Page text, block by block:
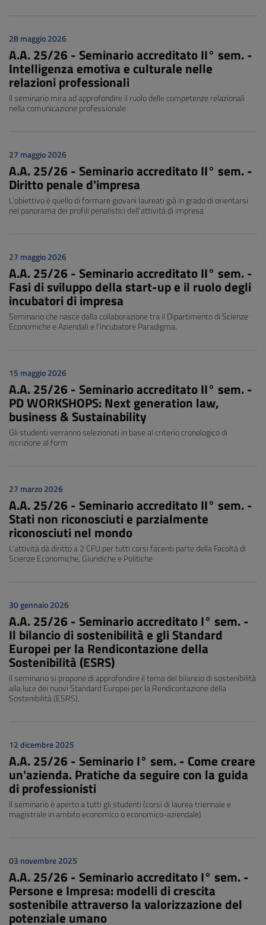
28 maggio 2026
A.A. 25/26 - Seminario accreditato II° sem. -
Intelligenza emotiva e culturale nelle
relazioni professionali
Il seminario mira ad approfondire il ruolo delle competenze relazionali
nella comunicazione professionale
27 maggio 2026
A.A. 25/26 - Seminario accreditato II° sem. -
Diritto penale d'impresa
L'obiettivo è quello di formare giovani laureati già in grado di orientarsi
nel panorama dei profili penalistici dell’attività di impresa
27 maggio 2026
A.A. 25/26 - Seminario accreditato II° sem. -
Fasi di sviluppo della start-up e il ruolo degli
incubatori di impresa
Seminario che nasce dalla collaborazione tra il Dipartimento di Scienze
Economiche e Aziendali e l’incubatore Paradigma.
15 maggio 2026
A.A. 25/26 - Seminario accreditato II° sem. -
PD WORKSHOPS: Next generation law,
business & Sustainability
Gli studenti verranno selezionati in base al criterio cronologico di
iscrizione al form
27 marzo 2026
A.A. 25/26 - Seminario accreditato II° sem. -
Stati non riconosciuti e parzialmente
riconosciuti nel mondo
L’attività dà diritto a 2 CFU per tutti corsi facenti parte della Facoltà di
Scienze Economiche, Giuridiche e Politiche
30 gennaio 2026
A.A. 25/26 - Seminario accreditato I° sem. -
Il bilancio di sostenibilità e gli Standard
Europei per la Rendicontazione della
Sostenibilità (ESRS)
Il seminario si propone di approfondire il tema del bilancio di sostenibilità
alla luce dei nuovi Standard Europei per la Rendicontazione della
Sostenibilità (ESRS).
12 dicembre 2025
A.A. 25/26 - Seminario I° sem. - Come creare
un'azienda. Pratiche da seguire con la guida
di professionisti
Il seminario è aperto a tutti gli studenti (corsi di laurea triennale e
magistrale in ambito economico o economico-aziendale)
03 novembre 2025
A.A. 25/26 - Seminario accreditato I° sem. -
Persone e Impresa: modelli di crescita
sostenibile attraverso la valorizzazione del
potenziale umano